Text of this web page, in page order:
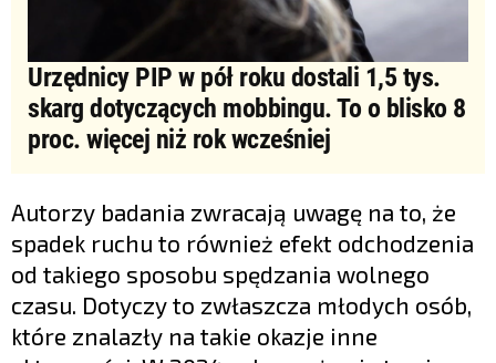
Urzędnicy PIP w pół roku dostali 1,5 tys.
skarg dotyczących mobbingu. To o blisko 8
proc. więcej niż rok wcześniej
Autorzy badania zwracają uwagę na to, że
spadek ruchu to również efekt odchodzenia
od takiego sposobu spędzania wolnego
czasu. Dotyczy to zwłaszcza młodych osób,
które znalazły na takie okazje inne